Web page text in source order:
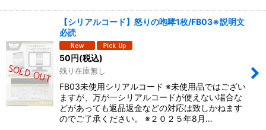
【シリアルコード】怒りの咆哮1枚/FB03※説明文
必読
50円(税込)
残り在庫無し
FB03未使用シリアルコード ※未使用品ではござい
ますが、万が一シリアルコードが使えない場合な
どがあっても返品返金などの対応は致しかねます
のでご了承ください。 ※２０２５年8月…